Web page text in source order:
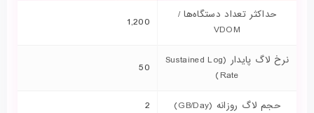
حداکثر تعداد دستگاه‌ها /
VDOM
1,200
نرخ لاگ پایدار (Sustained Log
Rate)
50
حجم لاگ روزانه (GB/Day) 2